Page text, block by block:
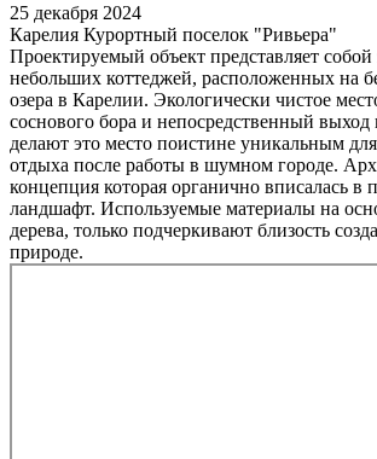
25 декабря 2024
Карелия Курортный поселок "Ривьера"
Проектируемый объект представляет
небольших коттеджей, расположенных на
озера в Карелии. Экологически чистое
соснового бора и непосредственный выход
делают это место поистине уникальным
отдыха после работы в шумном городе.
концепция которая органично вписалась в
ландшафт. Используемые материалы на
дерева, только подчеркивают близость
природе.